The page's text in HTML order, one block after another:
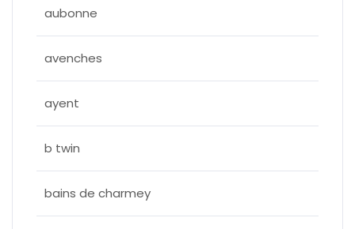
aubonne
avenches
ayent
b twin
bains de charmey